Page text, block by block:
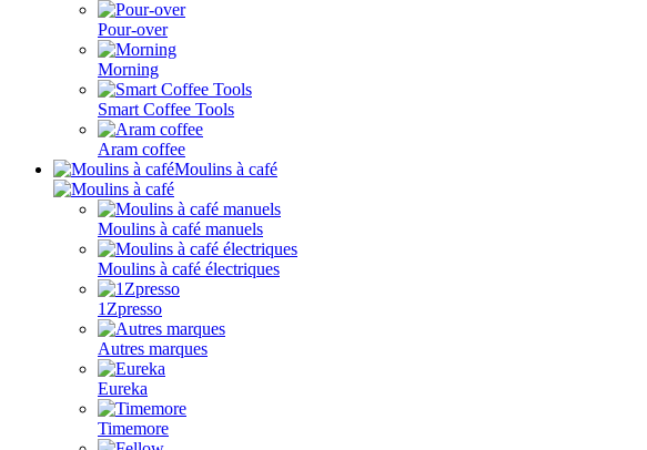
Pour-over
Morning
Smart Coffee Tools
Aram coffee
Moulins à café
Moulins à café manuels
Moulins à café électriques
1Zpresso
Autres marques
Eureka
Timemore